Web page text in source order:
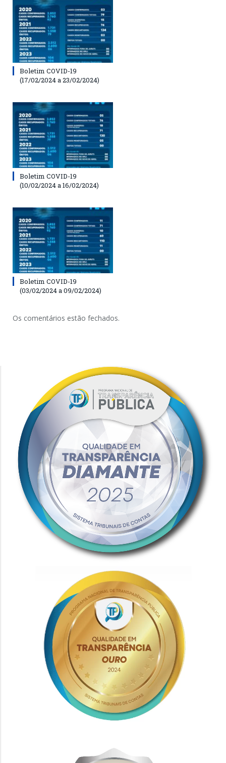
Boletim COVID-19
(17/02/2024 a 23/02/2024)
Boletim COVID-19
(10/02/2024 a 16/02/2024)
Boletim COVID-19
(03/02/2024 a 09/02/2024)
Os comentários estão fechados.